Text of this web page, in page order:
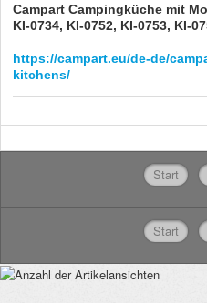
Campart Campingküche mit
KI-0734, KI-0752, KI-0753, KI-
https://campart.eu/de-de/
kitchens/
Start
Start